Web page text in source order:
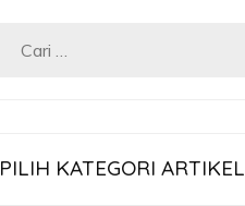
Cari
PILIH KATEGORI ARTIKEL